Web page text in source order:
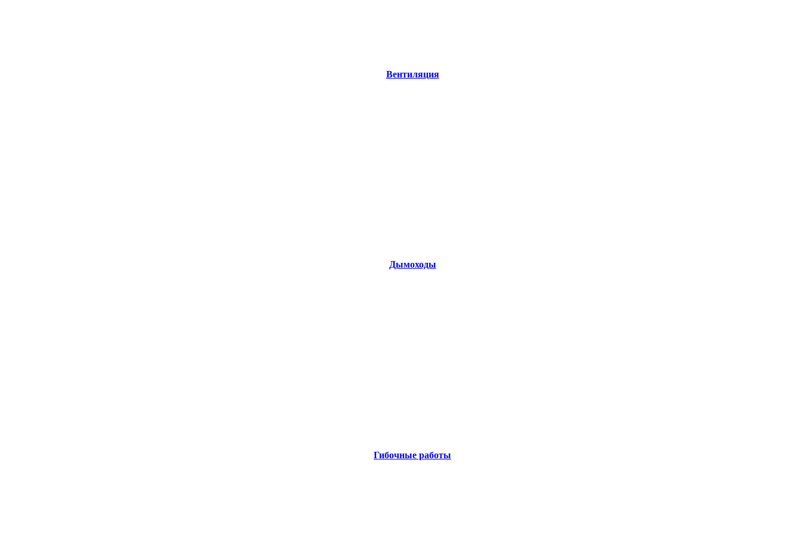
Вентиляция
Дымоходы
Гибочные работы